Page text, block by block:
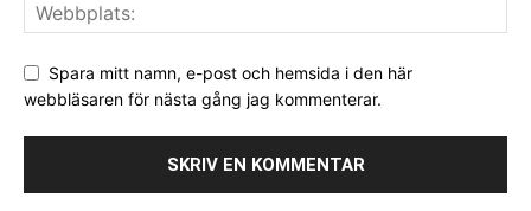
Spara mitt namn, e-post och hemsida i den här
webbläsaren för nästa gång jag kommenterar.